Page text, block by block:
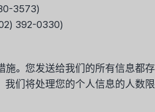
3573)
392-0330)
。您发送给我们的所有信息都
们将处理您的个人信息的人数